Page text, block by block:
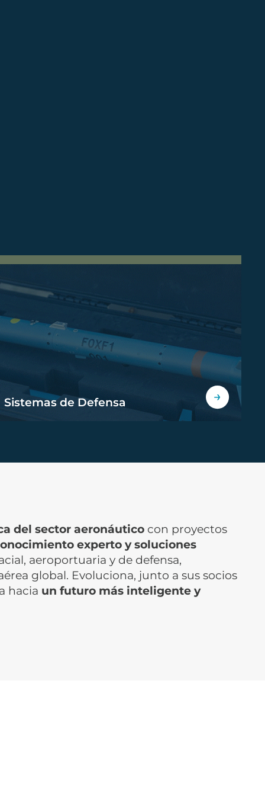
Sistemas de Defensa
del sector aeronáutico con proyectos
experto y soluciones
aeroportuaria y de defensa,
global. Evoluciona, junto a sus socios
hacia un futuro más inteligente y